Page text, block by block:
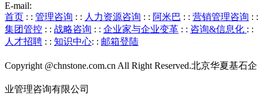
E-mail:
首页 : : 管理咨询 : : 人力资源咨询 : : 阿米巴 : : 营销管理咨询 : :
集团管控 : : 战略咨询 : : 企业家与企业变革 : : 咨询&信息化 : :
人才招聘 : : 知识中心: : 邮箱登陆
Copyright @chnstone.com.cn All Right Reserved.北京华夏基石企
业管理咨询有限公司